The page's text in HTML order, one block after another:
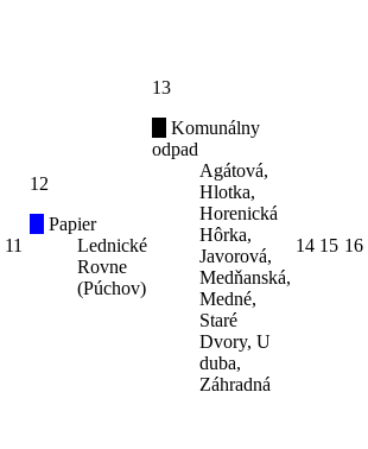
11
12
Papier
Lednické
Rovne
(Púchov)
13
Komunálny
odpad
Agátová,
Hlotka,
Horenická
Hôrka,
Javorová,
Medňanská,
Medné,
Staré
Dvory, U
duba,
Záhradná
14 15 16